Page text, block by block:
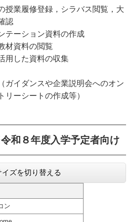
授業履修登録，シラバス閲覧，大
認
テーション資料の作成
材資料の閲覧
用した資料の収集
ガイダンスや企業説明会へのオン
リーシートの作成等）
和８年度入学予定者向け
ズを切り替える
ン